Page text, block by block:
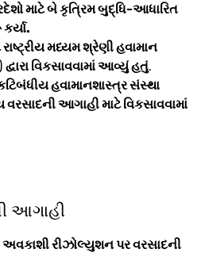
માટે બે કૃત્રિમ બુદ્ધિ-આધારિત
મધ્યમ શ્રેણી હવામાન
દ્વારા વિકસાવવામાં આવ્યું હતું.
હવામાનશાસ્ત્ર સંસ્થા
વરસાદની આગાહી માટે વિકસાવવામાં
આગાહી
અવકાશી રીઝોલ્યુશન પર વરસાદની